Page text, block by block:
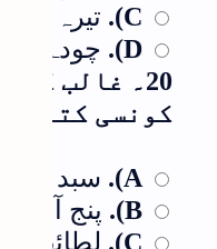
C).
تیرہ
D).
چودہ
20۔ غالب کی
کونسی کتاب
A).
سبد چین
B).
پنج آہنگ
C).
لطائف